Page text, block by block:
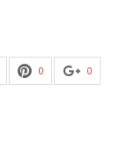
0 0